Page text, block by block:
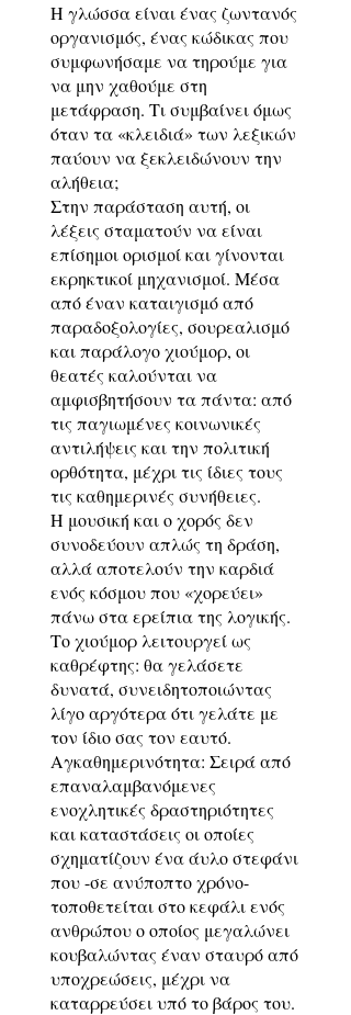
Η γλώσσα είναι ένας ζωντανός
οργανισμός, ένας κώδικας που
συμφωνήσαμε να τηρούμε για
να μην χαθούμε στη
μετάφραση. Τι συμβαίνει όμως
όταν τα «κλειδιά» των λεξικών
παύουν να ξεκλειδώνουν την
αλήθεια;
Στην παράσταση αυτή, οι
λέξεις σταματούν να είναι
επίσημοι ορισμοί και γίνονται
εκρηκτικοί μηχανισμοί. Μέσα
από έναν καταιγισμό από
παραδοξολογίες, σουρεαλισμό
και παράλογο χιούμορ, οι
θεατές καλούνται να
αμφισβητήσουν τα πάντα: από
τις παγιωμένες κοινωνικές
αντιλήψεις και την πολιτική
ορθότητα, μέχρι τις ίδιες τους
τις καθημερινές συνήθειες.
Η μουσική και ο χορός δεν
συνοδεύουν απλώς τη δράση,
αλλά αποτελούν την καρδιά
ενός κόσμου που «χορεύει»
πάνω στα ερείπια της λογικής.
Το χιούμορ λειτουργεί ως
καθρέφτης: θα γελάσετε
δυνατά, συνειδητοποιώντας
λίγο αργότερα ότι γελάτε με
τον ίδιο σας τον εαυτό.
Αγκαθημερινότητα: Σειρά από
επαναλαμβανόμενες
ενοχλητικές δραστηριότητες
και καταστάσεις οι οποίες
σχηματίζουν ένα άυλο στεφάνι
που -σε ανύποπτο χρόνο-
τοποθετείται στο κεφάλι ενός
ανθρώπου ο οποίος μεγαλώνει
κουβαλώντας έναν σταυρό από
υποχρεώσεις, μέχρι να
καταρρεύσει υπό το βάρος του.